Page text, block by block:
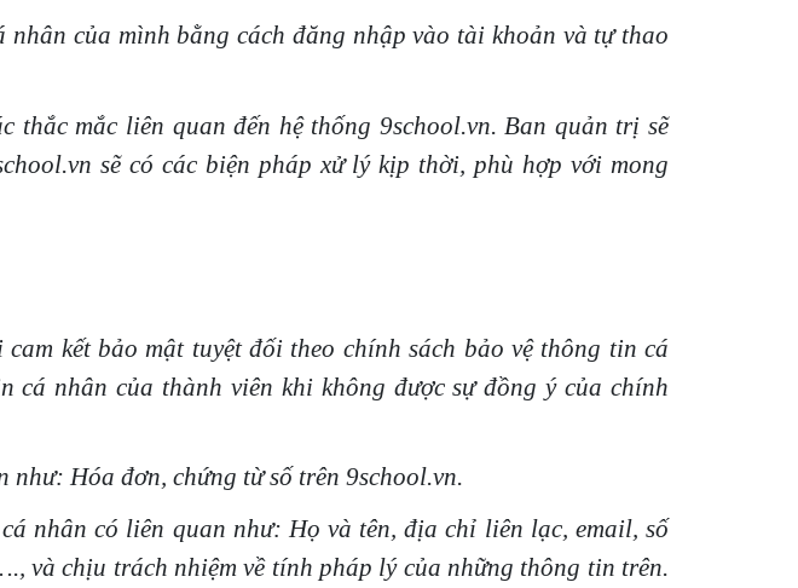
của mình bằng cách đăng nhập vào tài khoản và tự thao
mắc liên quan đến hệ thống 9school.vn. Ban quản trị sẽ
sẽ có các biện pháp xử lý kịp thời, phù hợp với mong
kết bảo mật tuyệt đối theo chính sách bảo vệ thông tin cá
nhân của thành viên khi không được sự đồng ý của chính
Hóa đơn, chứng từ số trên 9school.vn.
nhân có liên quan như: Họ và tên, địa chỉ liên lạc, email, số
và chịu trách nhiệm về tính pháp lý của những thông tin trên.